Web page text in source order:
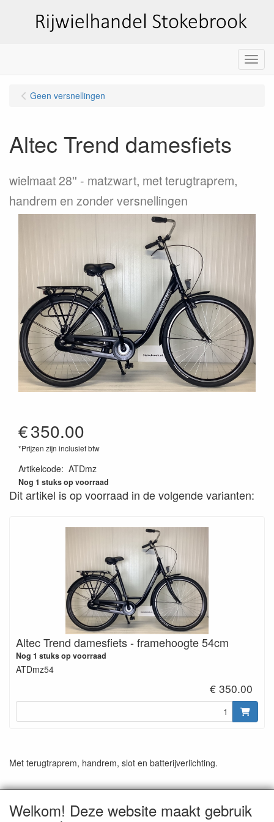
Menu
Geen versnellingen
Altec Trend damesfiets
wielmaat 28''
matzwart, met terugtraprem,
handrem en zonder versnellingen
€350.00
*Prijzen zijn inclusief btw
Artikelcode: ATDmz
Nog 1 stuks op voorraad
Dit artikel is op voorraad in de volgende varianten:
Altec Trend damesfiets - framehoogte 54cm
Nog 1 stuks op voorraad
ATDmz54
€ 350.00
Met terugtraprem, handrem, slot en batterijverlichting.
Welkom! Deze website maakt gebruik